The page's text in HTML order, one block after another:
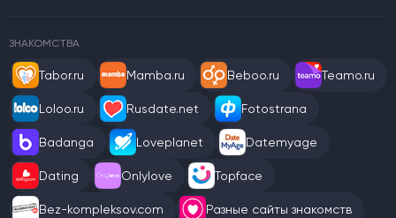
ЗНАКОМСТВА
Tabor.ru Mamba.ru Beboo.ru Teamo.ru
Loloo.ru Rusdate.net Fotostrana
Badanga Loveplanet Datemyage
Dating Onlylove Topface
Bez-kompleksov.com Разные сайты знакомств